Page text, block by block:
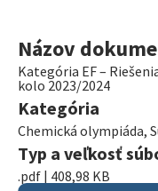
Názov
Kategória EF –
kolo 2023/2024
Kategória
Chemická olympiáda,
Typ a veľkosť
.pdf | 408,98 KB